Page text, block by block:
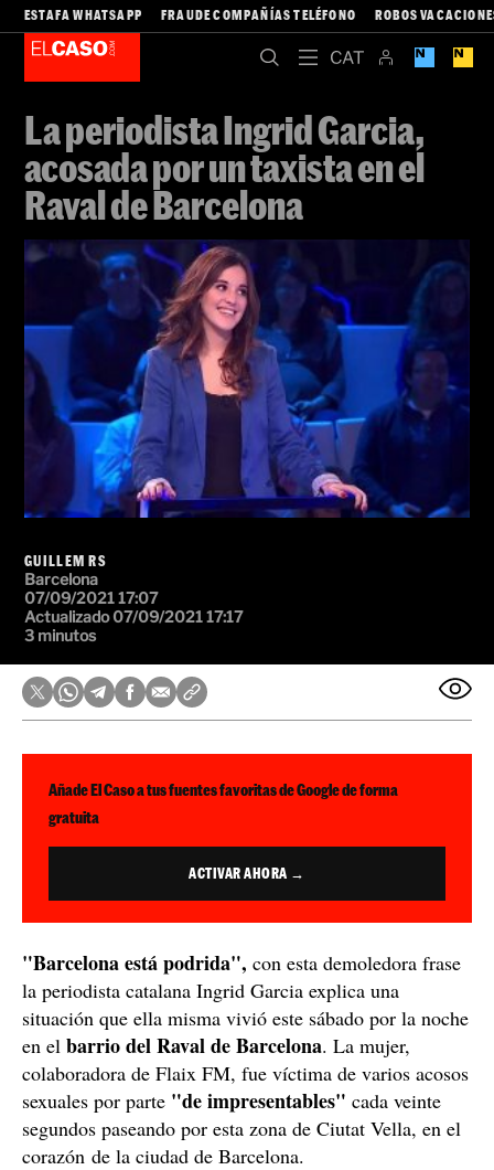
ESTAFA WHATSAPP FRAUDE COMPAÑÍAS TELÉFONO ROBOS
La periodista Ingrid Garcia,
acosada por un taxista en el
Raval de Barcelona
GUILLEM RS
Barcelona
07/09/2021 17:07
Actualizado 07/09/2021 17:17
3 minutos
Añade El Caso a tus fuentes favoritas de Google de forma
gratuita
ACTIVAR AHORA →
"Barcelona está podrida", con esta demoledora frase
la periodista catalana Ingrid Garcia explica una
situación que ella misma vivió este sábado por la noche
en el barrio del Raval de Barcelona. La mujer,
colaboradora de Flaix FM, fue víctima de varios acosos
sexuales por parte "de impresentables" cada veinte
segundos paseando por esta zona de Ciutat Vella, en el
corazón de la ciudad de Barcelona.